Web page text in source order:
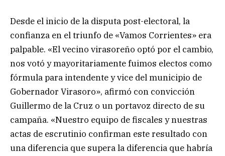
Desde el inicio de la disputa post-electoral, la
confianza en el triunfo de «Vamos Corrientes» era
palpable. «El vecino virasoreño optó por el cambio,
nos votó y mayoritariamente fuimos electos como
fórmula para intendente y vice del municipio de
Gobernador Virasoro», afirmó con convicción
Guillermo de la Cruz o un portavoz directo de su
campaña. «Nuestro equipo de fiscales y nuestras
actas de escrutinio confirman este resultado con
una diferencia que supera la diferencia que habría